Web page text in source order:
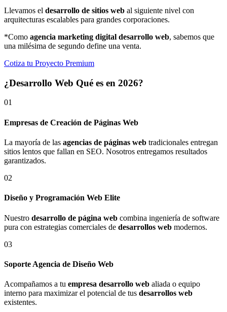
Llevamos el desarrollo de sitios web al siguiente nivel con
arquitecturas escalables para grandes corporaciones.
*Como agencia marketing digital desarrollo web, sabemos que
una milésima de segundo define una venta.
Cotiza tu Proyecto Premium
¿Desarrollo Web Qué es en 2026?
01
Empresas de Creación de Páginas Web
La mayoría de las agencias de páginas web tradicionales entregan
sitios lentos que fallan en SEO. Nosotros entregamos resultados
garantizados.
02
Diseño y Programación Web Elite
Nuestro desarrollo de página web combina ingeniería de software
pura con estrategias comerciales de desarrollos web modernos.
03
Soporte Agencia de Diseño Web
Acompañamos a tu empresa desarrollo web aliada o equipo
interno para maximizar el potencial de tus desarrollos web
existentes.